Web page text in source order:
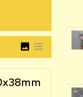
image format_list_bulleted